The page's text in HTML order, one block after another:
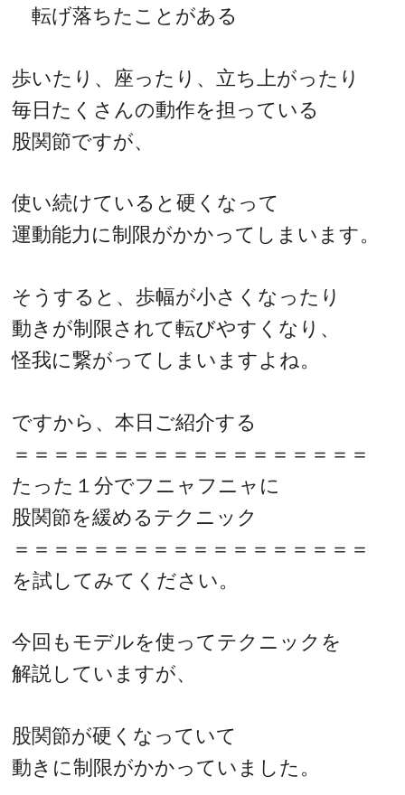
転げ落ちたことがある
歩いたり、座ったり、立ち上がったり
毎日たくさんの動作を担っている
股関節ですが、
使い続けていると硬くなって
運動能力に制限がかかってしまいます。
そうすると、歩幅が小さくなったり
動きが制限されて転びやすくなり、
怪我に繋がってしまいますよね。
ですから、本日ご紹介する
＝＝＝＝＝＝＝＝＝＝＝＝＝＝＝＝＝＝
たった１分でフニャフニャに
股関節を緩めるテクニック
＝＝＝＝＝＝＝＝＝＝＝＝＝＝＝＝＝＝
を試してみてください。
今回もモデルを使ってテクニックを
解説していますが、
股関節が硬くなっていて
動きに制限がかかっていました。